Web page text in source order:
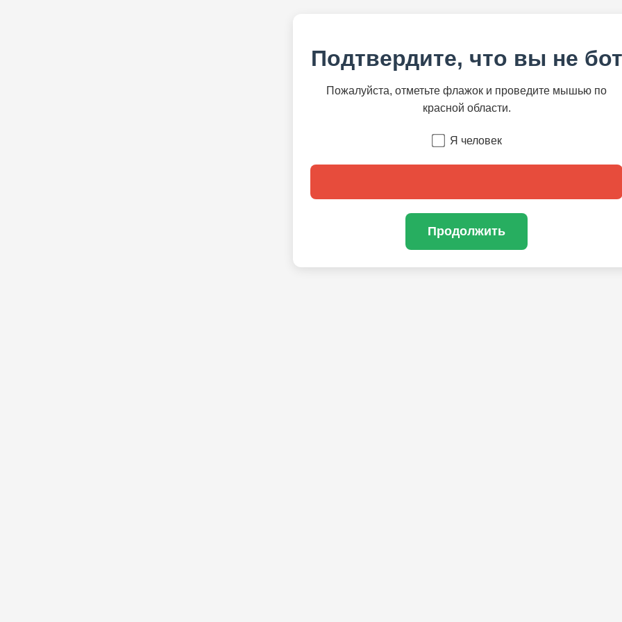
Подтвердите, что вы не бот
Пожалуйста, отметьте флажок и проведите мышью по
красной области.
Я человек
Продолжить